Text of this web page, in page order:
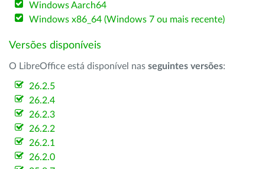
Windows Aarch64
Windows x86_64 (Windows 7 ou mais recente)
Versões disponíveis
O LibreOffice está disponível nas seguintes versões:
26.2.5
26.2.4
26.2.3
26.2.2
26.2.1
26.2.0